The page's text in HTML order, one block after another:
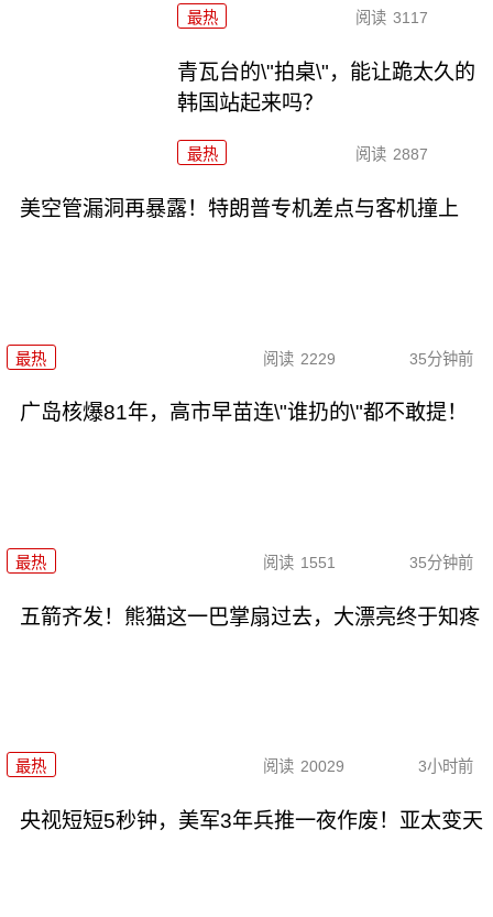
最热 阅读 3117
青瓦台的\"拍桌\"，能让跪太久的
韩国站起来吗？
最热 阅读 2887
美空管漏洞再暴露！特朗普专机差点与客机撞上
最热 阅读 2229 35分钟前
广岛核爆81年，高市早苗连\"谁扔的\"都不敢提！
最热 阅读 1551 35分钟前
五箭齐发！熊猫这一巴掌扇过去，大漂亮终于知疼
最热 阅读 20029 3小时前
央视短短5秒钟，美军3年兵推一夜作废！亚太变天